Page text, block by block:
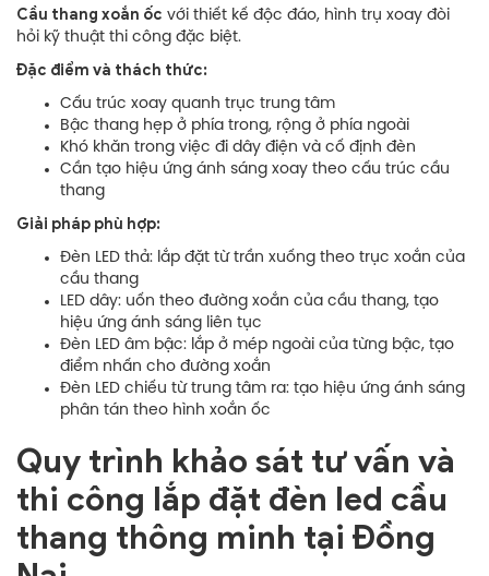
Cầu thang xoắn ốc với thiết kế độc đáo, hình trụ xoay đòi
hỏi kỹ thuật thi công đặc biệt.
Đặc điểm và thách thức:
Cấu trúc xoay quanh trục trung tâm
Bậc thang hẹp ở phía trong, rộng ở phía ngoài
Khó khăn trong việc đi dây điện và cố định đèn
Cần tạo hiệu ứng ánh sáng xoay theo cấu trúc cầu
thang
Giải pháp phù hợp:
Đèn LED thả: lắp đặt từ trần xuống theo trục xoắn của
cầu thang
LED dây: uốn theo đường xoắn của cầu thang, tạo
hiệu ứng ánh sáng liên tục
Đèn LED âm bậc: lắp ở mép ngoài của từng bậc, tạo
điểm nhấn cho đường xoắn
Đèn LED chiếu từ trung tâm ra: tạo hiệu ứng ánh sáng
phân tán theo hình xoắn ốc
Quy trình khảo sát tư vấn và
thi công lắp đặt đèn led cầu
thang thông minh tại Đồng